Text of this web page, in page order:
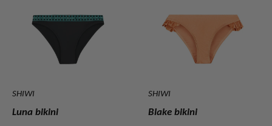
SHIWI
Luna bikini
SHIWI
Blake bikini